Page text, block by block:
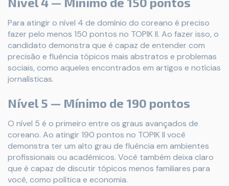
Para atingir o nível 4 de domínio do coreano é preciso
fazer pelo menos 150 pontos no TOPIK II. Ao fazer isso, o
candidato demonstra que é capaz de entender com
precisão e fluência tópicos mais abstratos e problemas
sociais, como aqueles encontrados em artigos e notícias
jornalísticas.
Nível 5 — Mínimo de 190 pontos
O nível 5 é o primeiro entre os graus avançados de
coreano. Ao atingir 190 pontos no TOPIK II você
demonstra ter um alto grau de fluência em ambientes
profissionais ou acadêmicos. Você também deixa claro
que é capaz de discutir tópicos menos familiares para
você, como política e economia.